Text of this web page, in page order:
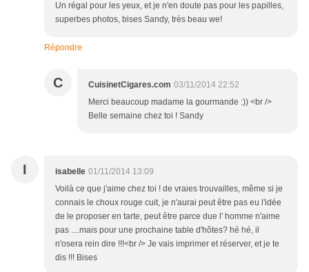
Un régal pour les yeux, et je n'en doute pas pour les papilles,
superbes photos, bises Sandy, très beau we!
Répondre
C CuisinetCigares.com 03/11/2014 22:52
Merci beaucoup madame la gourmande :)) <br />
Belle semaine chez toi ! Sandy
I isabelle 01/11/2014 13:09
Voilà ce que j'aime chez toi ! de vraies trouvailles, même si je
connais le choux rouge cuit, je n'aurai peut être pas eu l'idée
de le proposer en tarte, peut être parce due l' homme n'aime
pas ....mais pour une prochaine table d'hôtes? hé hé, il
n'osera rein dire !!!<br /> Je vais imprimer et réserver, et je te
dis !!! Bises